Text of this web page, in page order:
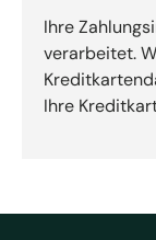
Ihre
verarbeitet.
Ihre